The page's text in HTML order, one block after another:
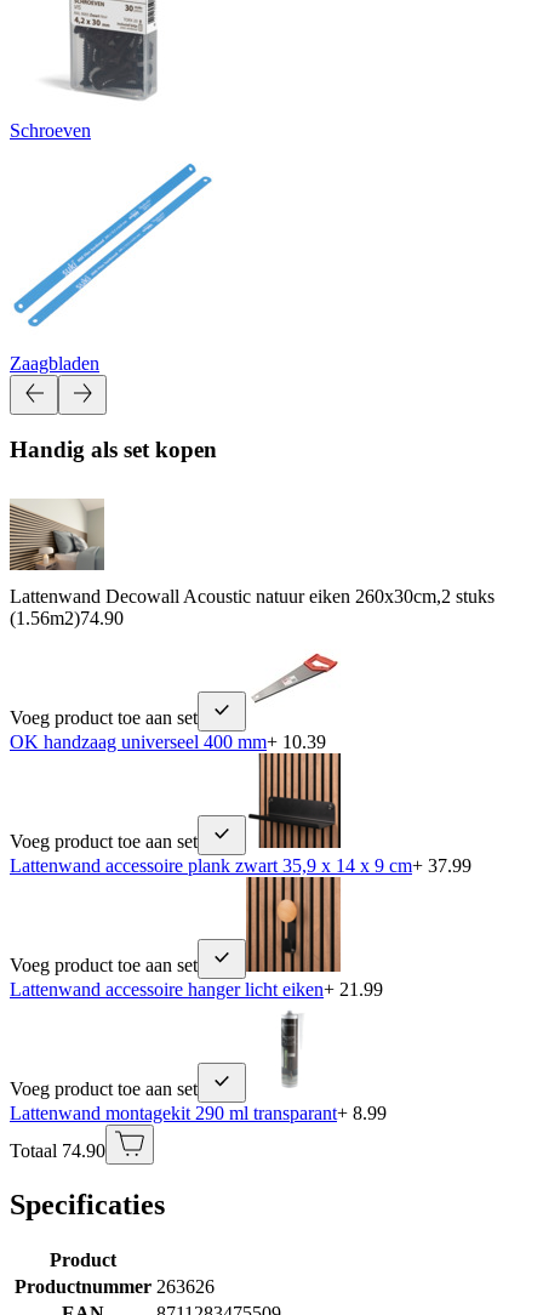
Schroeven
Zaagbladen
Handig als set kopen
Lattenwand Decowall Acoustic natuur eiken 260x30cm,2 stuks
(1.56m2)74.90
Voeg product toe aan set
OK handzaag universeel 400 mm+ 10.39
Voeg product toe aan set
Lattenwand accessoire plank zwart 35,9 x 14 x 9 cm+ 37.99
Voeg product toe aan set
Lattenwand accessoire hanger licht eiken+ 21.99
Voeg product toe aan set
Lattenwand montagekit 290 ml transparant+ 8.99
Totaal 74.90
Specificaties
Product
Productnummer 263626